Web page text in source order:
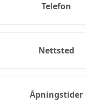
Telefon
Nettsted
Åpningstider